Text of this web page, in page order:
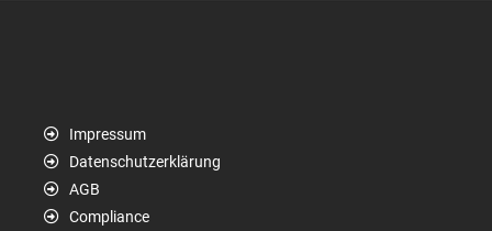
Impressum
Datenschutzerklärung
AGB
Compliance